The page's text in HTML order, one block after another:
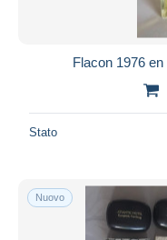
Flacon 1976
Stato
Nuovo